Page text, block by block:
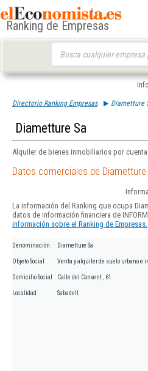
Ranking de Empresas
Directorio Ranking Empresas Diametture
Diametture Sa
Alquiler de bienes inmobiliarios por
Datos comerciales de Diametture
La información del Ranking que ocupa
datos de información financiera de
información sobre el Ranking de Empresas.
Denominación Diametture Sa
Objeto Social Venta y alquiler de suelo urbano e
Domicilio Social Calle del Convent , 61
Localidad Sabadell